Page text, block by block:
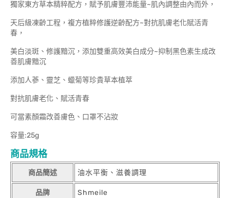
獨家東方草本精粹配方，賦予肌膚豐沛能量~肌內調整由內而外，
天后級凍齡工程，複方植粹修護逆齡配方~對抗肌膚老化賦活青
春，
美白淡斑、修護黯沉，添加雙重高效美白成分~抑制黑色素生成改
善肌膚黯沉
添加人蔘、靈芝、蠟菊等珍貴草本植萃
對抗肌膚老化、賦活青春
可當素顏霜改善膚色、口罩不沾妝
容量:25g
商品規格
商品簡述 油水平衡、滋養調理
品牌 Shmeile